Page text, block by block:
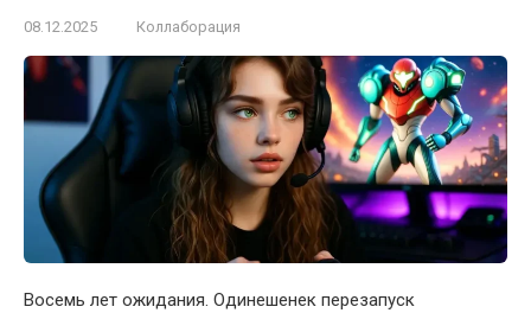
08.12.2025 Коллаборация
Восемь лет ожидания. Одинешенек перезапуск